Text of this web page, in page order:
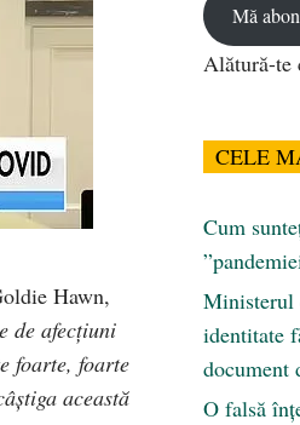
Hawn,
de afecțiuni
foarte, foarte
această
Mă
Alătură-te
CELE
Cum
Ministerul
identitate
document
O falsă